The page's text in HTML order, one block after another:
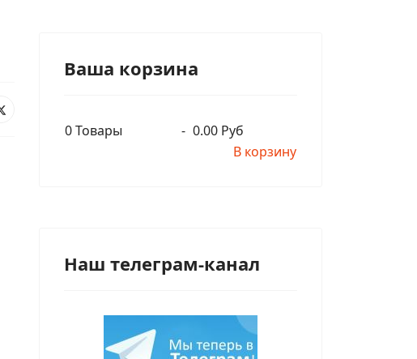
Ваша корзина
0Товары - 0.00 Руб
В корзину
Наш телеграм-канал